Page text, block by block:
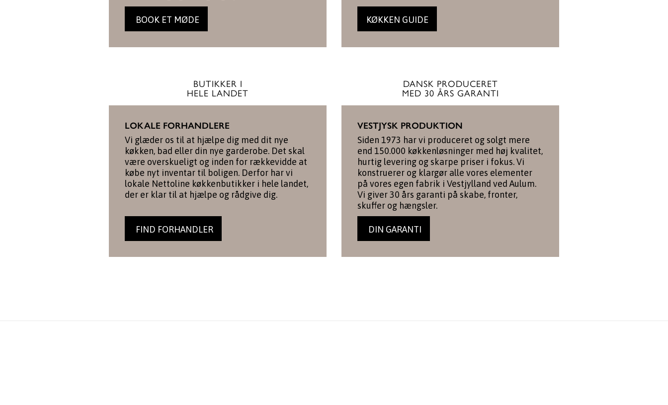
BOOK ET MØDE KØKKEN GUIDE
BUTIKKER I
HELE LANDET
LOKALE FORHANDLERE
Vi glæder os til at hjælpe dig med dit nye
køkken, bad eller din nye garderobe. Det skal
være overskueligt og inden for rækkevidde at
købe nyt inventar til boligen. Derfor har vi
lokale Nettoline køkkenbutikker i hele landet,
der er klar til at hjælpe og rådgive dig.
FIND FORHANDLER
DANSK PRODUCERET
MED 30 ÅRS GARANTI
VESTJYSK PRODUKTION
Siden 1973 har vi produceret og solgt mere
end 150.000 køkkenløsninger med høj kvalitet,
hurtig levering og skarpe priser i fokus. Vi
konstruerer og klargør alle vores elementer
på vores egen fabrik i Vestjylland ved Aulum.
Vi giver 30 års garanti på skabe, fronter,
skuffer og hængsler.
DIN GARANTI